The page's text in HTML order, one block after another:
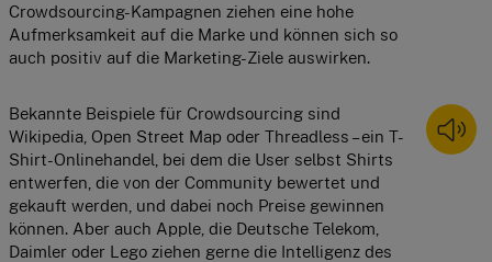
Crowdsourcing-Kampagnen ziehen eine hohe
Aufmerksamkeit auf die Marke und können sich so
auch positiv auf die Marketing-Ziele auswirken.
Bekannte Beispiele für Crowdsourcing sind
Wikipedia, Open Street Map oder Threadless – ein T-
Shirt-Onlinehandel, bei dem die User selbst Shirts
entwerfen, die von der Community bewertet und
gekauft werden, und dabei noch Preise gewinnen
können. Aber auch Apple, die Deutsche Telekom,
Daimler oder Lego ziehen gerne die Intelligenz des